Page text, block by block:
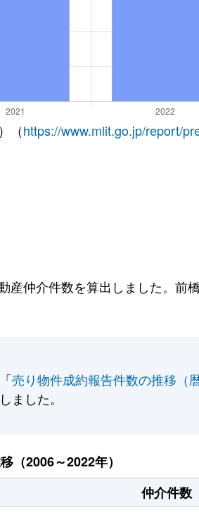
（https://www.mlit.go.jp/report/
仲介件数を算出しました。前
売り物件成約報告件数の推移（暦
ました。
（2006～2022年）
仲介件数